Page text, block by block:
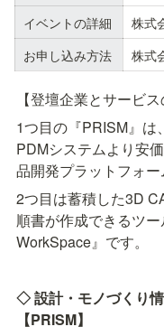
イベントの詳細
株式
お申し込み方法
株式
【登壇企業とサービス
1つ目の『PRISM』は
PDMシステムより安
品開発プラットフォー
2つ目は蓄積した3D
順書が作成できるツ
WorkSpace』です。
◇ 設計・モノづくり
【PRISM】